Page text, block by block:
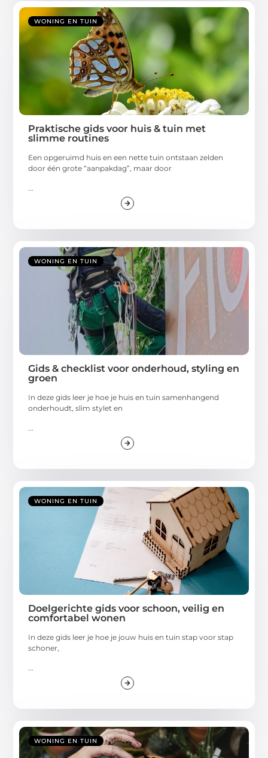
WONING EN TUIN
Praktische gids voor huis & tuin met
slimme routines
Een opgeruimd huis en een nette tuin ontstaan zelden
door één grote “aanpakdag”, maar door
WONING EN TUIN
Gids & checklist voor onderhoud, styling en
groen
In deze gids leer je hoe je huis en tuin samenhangend
onderhoudt, slim stylet en
WONING EN TUIN
Doelgerichte gids voor schoon, veilig en
comfortabel wonen
In deze gids leer je hoe je jouw huis en tuin stap voor stap
schoner,
WONING EN TUIN